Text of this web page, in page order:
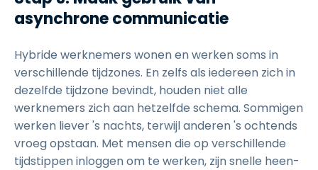
asynchrone communicatie
Hybride werknemers wonen en werken soms in
verschillende tijdzones. En zelfs als iedereen zich in
dezelfde tijdzone bevindt, houden niet alle
werknemers zich aan hetzelfde schema. Sommigen
werken liever 's nachts, terwijl anderen 's ochtends
vroeg opstaan. Met mensen die op verschillende
tijdstippen inloggen om te werken, zijn snelle heen-